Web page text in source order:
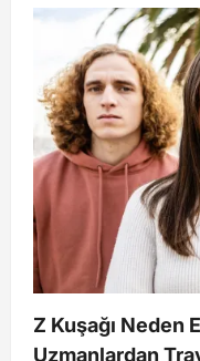
Z Kuşağı
Uzmanlardan